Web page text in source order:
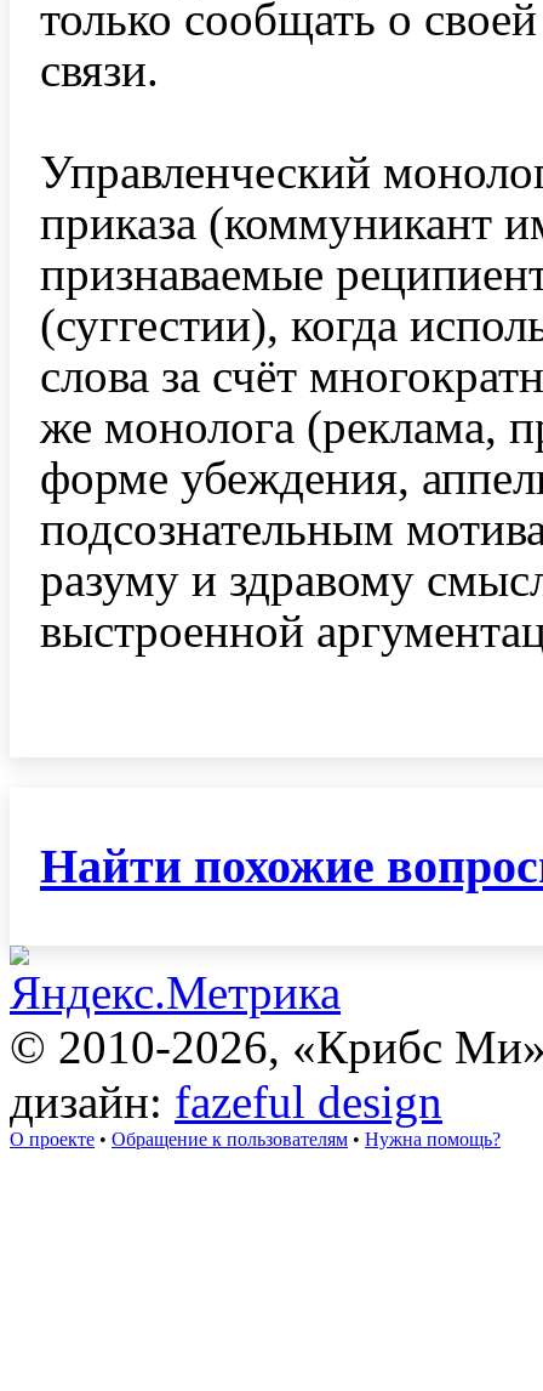
только сообщать о
связи.
Управленческий
приказа (коммуникант
признаваемые
(суггестии), когда
слова за счёт
же монолога (реклама,
форме убеждения,
подсознательным
разуму и здравому
выстроенной
Найти похожие
© 2010-2026, «Крибс
дизайн: fazeful design
О проекте • Обращение к пользователям • Нужна помощь?